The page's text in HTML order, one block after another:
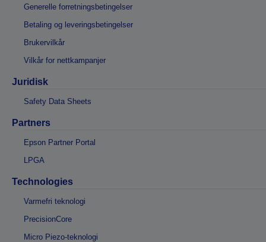
Generelle forretningsbetingelser
Betaling og leveringsbetingelser
Brukervilkår
Vilkår for nettkampanjer
Juridisk
Safety Data Sheets
Partners
Epson Partner Portal
LPGA
Technologies
Varmefri teknologi
PrecisionCore
Micro Piezo-teknologi